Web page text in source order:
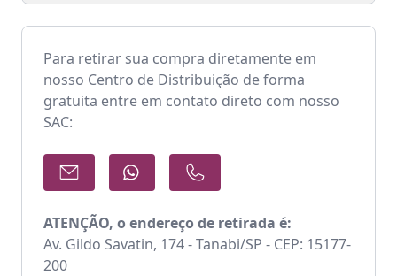
Para retirar sua compra diretamente em
nosso Centro de Distribuição de forma
gratuita entre em contato direto com nosso
SAC:
ATENÇÃO, o endereço de retirada é:
Av. Gildo Savatin, 174 - Tanabi/SP - CEP: 15177-
200